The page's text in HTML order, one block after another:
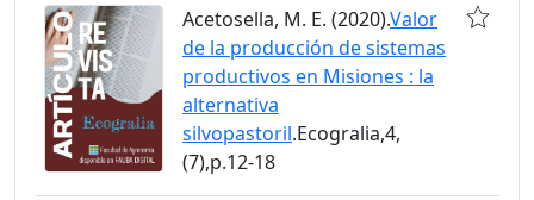
Acetosella, M. E. (2020).Valor
de la producción de sistemas
productivos en Misiones : la
alternativa
silvopastoril.Ecogralia,4,
(7),p.12-18